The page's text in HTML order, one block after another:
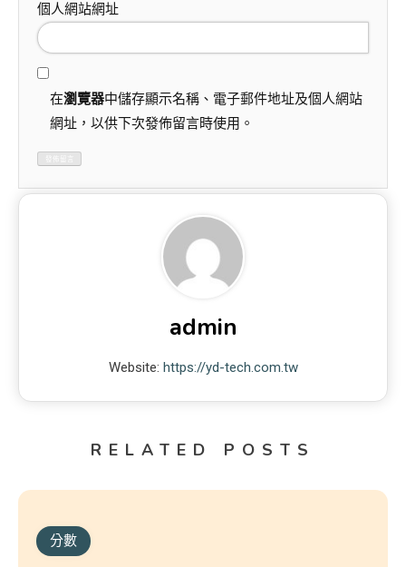
個人網站網址
在瀏覽器中儲存顯示名稱、電子郵件地址及個人網站
網址，以供下次發佈留言時使用。
admin
Website: https://yd-tech.com.tw
RELATED POSTS
分數